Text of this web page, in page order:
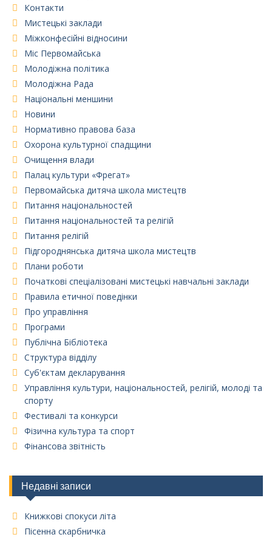
Контакти
Мистецькі заклади
Міжконфесійні відносини
Міс Первомайська
Молодіжна політика
Молодіжна Рада
Національні меншини
Новини
Нормативно правова база
Охорона культурної спадщини
Очищення влади
Палац культури «Фрегат»
Первомайська дитяча школа мистецтв
Питання національностей
Питання національностей та релігій
Питання релігій
Підгороднянська дитяча школа мистецтв
Плани роботи
Початкові спеціалізовані мистецькі навчальні заклади
Правила етичної поведінки
Про управління
Програми
Публічна Бібліотека
Структура відділу
Суб'єктам декларування
Управління культури, національностей, релігій, молоді та
спорту
Фестивалі та конкурси
Фізична культура та спорт
Фінансова звітність
Недавні записи
Книжкові спокуси літа
Пісенна скарбничка